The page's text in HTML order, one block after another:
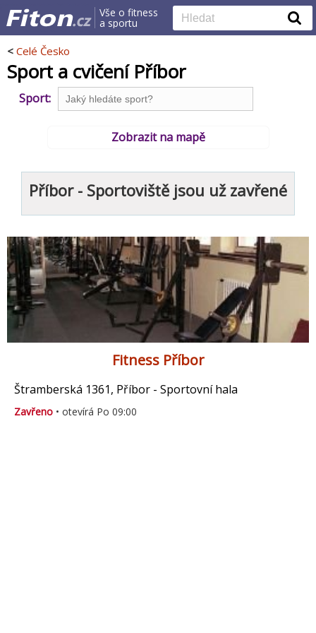
Vše o fitness
a sportu
< Celé Česko
Sport a cvičení Příbor
Sport:
Zobrazit na mapě
Příbor - Sportoviště jsou už zavřené
Fitness Příbor
Štramberská 1361, Příbor - Sportovní hala
Zavřeno • otevírá Po 09:00